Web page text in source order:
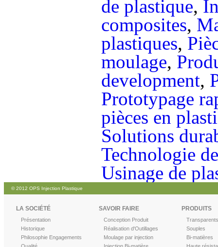
de plastique,
composites,
plastiques,
moulage,
development,
Prototypage
pièces en
Solutions
Technologie
Usinage de
© 2012 OPS Injection Plastique
LA SOCIÉTÉ
Présentation
Historique
Philosophie Engagements
SAVOIR FAIRE
Conception Produit
Réalisation d'Outillages
Moulage par injection
PRODUITS
Transparents
Souples
Bi-matières